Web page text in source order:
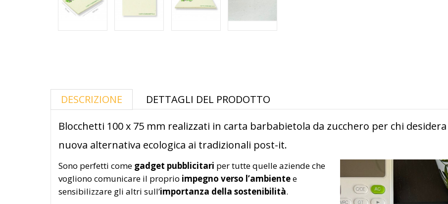
DESCRIZIONE
DETTAGLI DEL PRODOTTO
Blocchetti 100 x 75 mm realizzati in carta barbabietola da zucchero per chi
nuova alternativa ecologica ai tradizionali post-it.
Sono perfetti come gadget pubblicitari per tutte quelle aziende che
vogliono comunicare il proprio impegno verso l’ambientee
sensibilizzare gli altri sull’importanza della sostenibilità.